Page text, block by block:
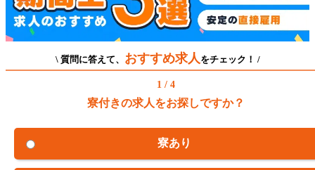
\ 質問に答えて、 おすすめ求人 をチェック！ /
1 / 4
寮付きの求人をお探しですか？
寮あり